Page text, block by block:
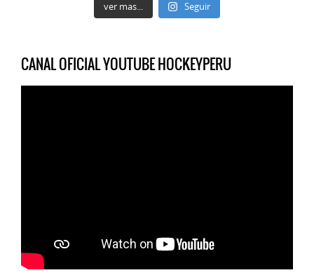
ver mas... Seguir
CANAL OFICIAL YOUTUBE HOCKEYPERU